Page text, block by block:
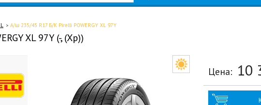
А/ш 235/45 R17 Б/К Pirelli POWERGY XL 97Y
XL 97Y (-, (Хр))
Цена: 10